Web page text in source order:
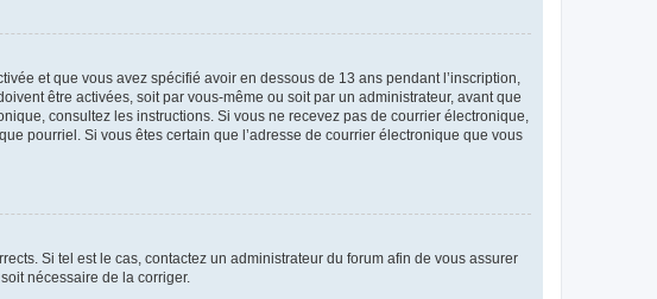
et que vous avez spécifié avoir en dessous de 13 ans pendant l’inscription,
être activées, soit par vous-même ou soit par un administrateur, avant que
consultez les instructions. Si vous ne recevez pas de courrier électronique,
pourriel. Si vous êtes certain que l’adresse de courrier électronique que vous
Si tel est le cas, contactez un administrateur du forum afin de vous assurer
nécessaire de la corriger.